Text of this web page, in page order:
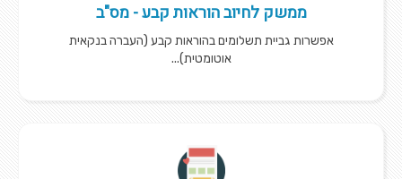
ממשק לחיוב הוראות קבע - מס"ב
אפשרות גביית תשלומים בהוראות קבע (העברה בנקאית
אוטומטית)...